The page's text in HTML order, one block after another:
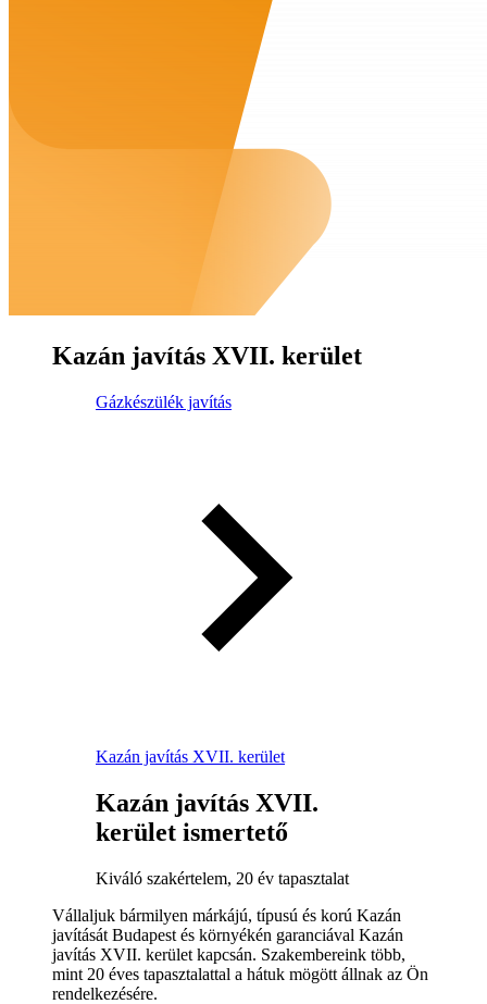
Kazán javítás XVII. kerület
Gázkészülék javítás
Kazán javítás XVII. kerület
Kazán javítás XVII.
kerület ismertető
Kiváló szakértelem, 20 év tapasztalat
Vállaljuk bármilyen márkájú, típusú és korú Kazán
javítását Budapest és környékén garanciával Kazán
javítás XVII. kerület kapcsán. Szakembereink több,
mint 20 éves tapasztalattal a hátuk mögött állnak az Ön
rendelkezésére.